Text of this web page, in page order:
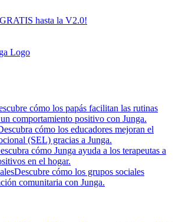
hasta la V2.0!
cómo los papás facilitan las rutinas
comportamiento positivo con Junga.
cómo los educadores mejoran el
(SEL) gracias a Junga.
cómo Junga ayuda a los terapeutas a
en el hogar.
Descubre cómo los grupos sociales
comunitaria con Junga.